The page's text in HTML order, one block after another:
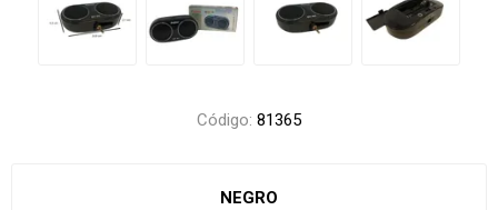
Código: 81365
NEGRO